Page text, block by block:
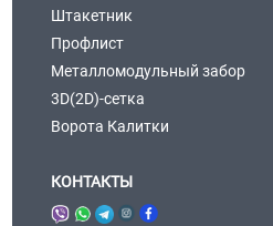
Штакетник
Профлист
Металломодульный забор
3D(2D)-сетка
Ворота Калитки
КОНТАКТЫ